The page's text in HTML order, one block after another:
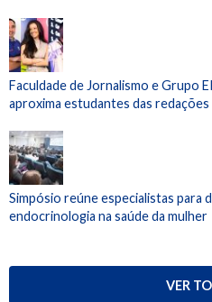
Faculdade de Jornalismo e Grupo
aproxima estudantes das redações
Simpósio reúne especialistas para
endocrinologia na saúde da mulher
VER